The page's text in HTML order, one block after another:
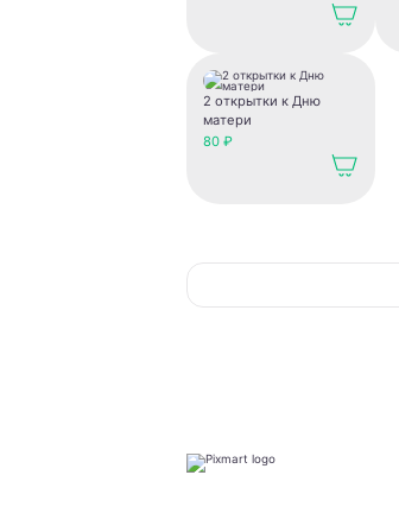
годом. Праздничная
2 открытки к Дню
матери
80 ₽